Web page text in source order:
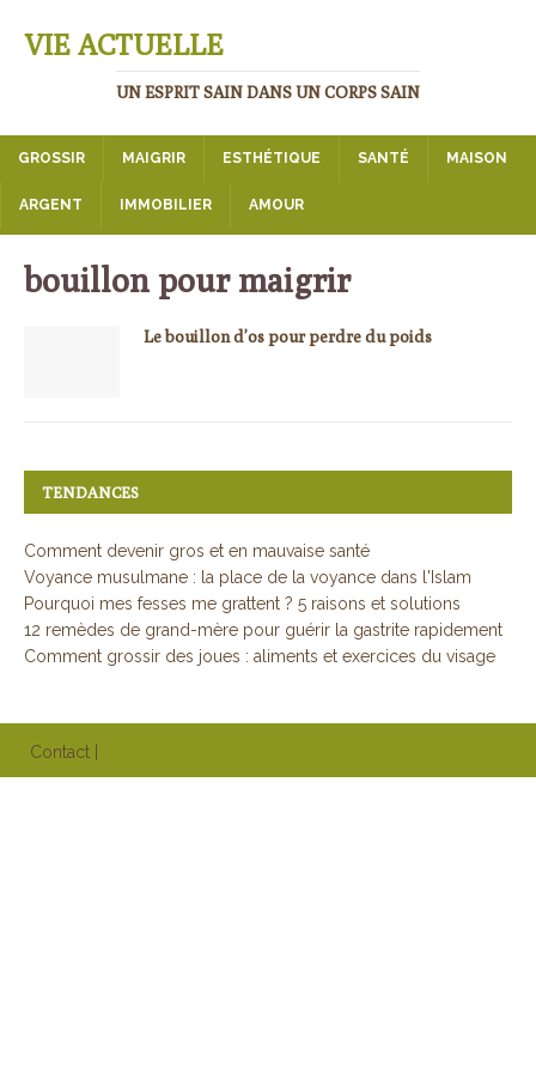
VIE ACTUELLE
UN ESPRIT SAIN DANS UN CORPS SAIN
GROSSIR MAIGRIR ESTHÉTIQUE SANTÉ MAISON
ARGENT IMMOBILIER AMOUR
bouillon pour maigrir
Le bouillon d’os pour perdre du poids
TENDANCES
Comment devenir gros et en mauvaise santé
Voyance musulmane : la place de la voyance dans l'Islam
Pourquoi mes fesses me grattent ? 5 raisons et solutions
12 remèdes de grand-mère pour guérir la gastrite rapidement
Comment grossir des joues : aliments et exercices du visage
Contact